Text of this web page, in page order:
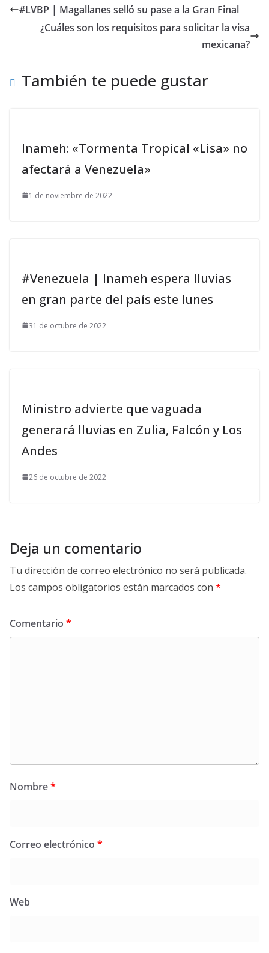
#LVBP | Magallanes selló su pase a la Gran Final
¿Cuáles son los requisitos para solicitar la visa
mexicana?
También te puede gustar
Inameh: «Tormenta Tropical «Lisa» no
afectará a Venezuela»
1 de noviembre de 2022
#Venezuela | Inameh espera lluvias
en gran parte del país este lunes
31 de octubre de 2022
Ministro advierte que vaguada
generará lluvias en Zulia, Falcón y Los
Andes
26 de octubre de 2022
Deja un comentario
Tu dirección de correo electrónico no será publicada.
Los campos obligatorios están marcados con *
Comentario *
Nombre*
Correo electrónico *
Web